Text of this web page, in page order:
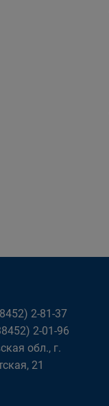
2-81-37
2-01-96
обл., г.
21